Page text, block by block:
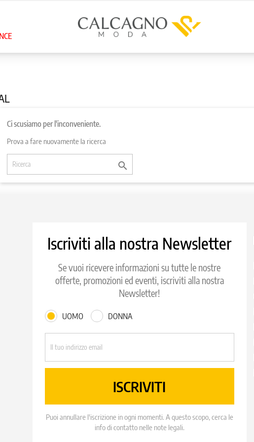
Ci scusiamo per l'inconveniente.
Prova a fare nuovamente la ricerca

Iscriviti alla nostra Newsletter
Se vuoi ricevere informazioni su tutte le nostre
offerte, promozioni ed eventi, iscriviti alla nostra
Newsletter!
UOMO DONNA
Puoi annullare l'iscrizione in ogni momenti. A questo scopo, cerca le
info di contatto nelle note legali.